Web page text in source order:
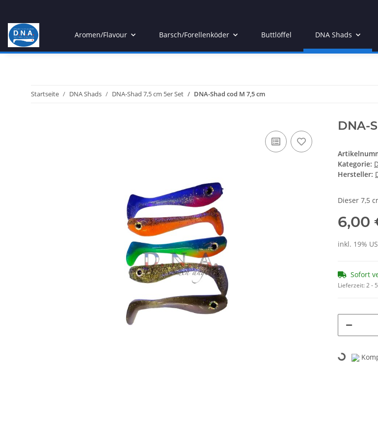
Aromen/Flavour Barsch/Forellenköder Buttlöffel DNA Shads
Startseite DNA Shads DNA-Shad 7,5 cm 5er Set DNA-Shad cod M 7,5 cm
DNA-
Kategorie:
Hersteller:
Dieser 7,5
6,00
inkl. 19%
Sofort
Lieferzeit:2 -
Loading...